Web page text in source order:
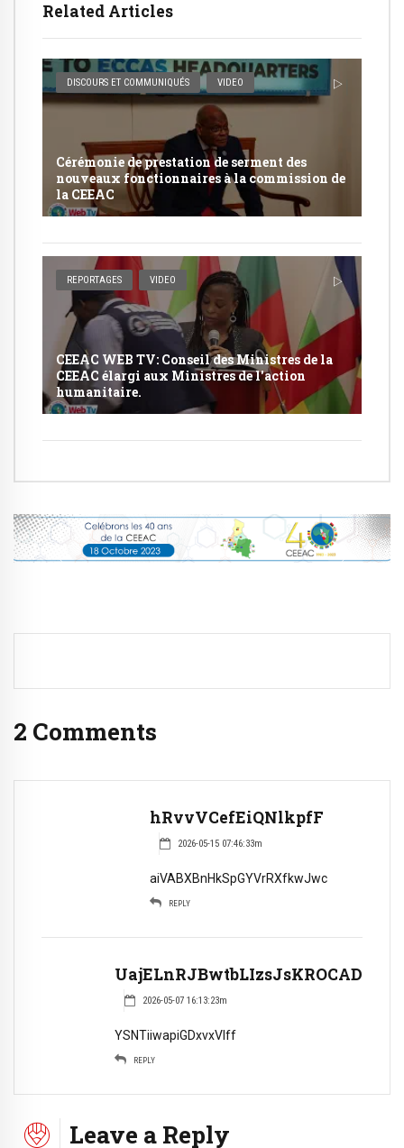
Related Articles
DISCOURS ET COMMUNIQUÉS VIDEO
Cérémonie de prestation de serment des
nouveaux fonctionnaires à la commission de
la CEEAC
REPORTAGES VIDEO
CEEAC WEB TV: Conseil des Ministres de la
CEEAC élargi aux Ministres de l'action
humanitaire.
2 Comments
hRvvVCefEiQNlkpfF
2026-05-15 07:46:33m
aiVABXBnHkSpGYVrRXfkwJwc
REPLY
UajELnRJBwtbLIzsJsKROCAD
2026-05-07 16:13:23m
YSNTiiwapiGDxvxVlff
REPLY
Leave a Reply